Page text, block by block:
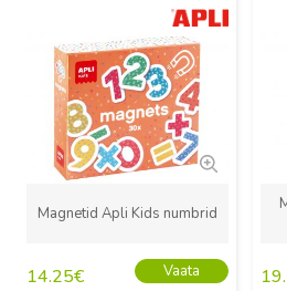
Magnetid Apli Kids numbrid
14.25€ Vaata